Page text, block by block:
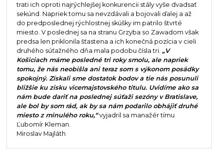
trati ich oproti najrýchlejšej konkurencii stály vyše dvadsať
sekúnd. Napriek tomu sa nevzdávali a bojovali ďalej a až
do predposlednej rýchlostnej skúšky im patrilo štvrté
miesto. V poslednej sa na stranu Grzyba so Zawadom však
predsa len priklonila šťastena a ich konečná pozícia v cieli
druhého súťažného dňa mala podobu čísla tri. „V
Košiciach máme posledné tri roky smolu, ale napriek
tomu, že nás neobišla ani teraz som s výkonom posádky
spokojný. Získali sme dostatok bodov a tie nás posunuli
bližšie ku zisku vicemajstovského titulu. Uvidíme ako sa
nám bude dariť na poslednej súťaži sezóny v Bratislave,
ale bol by som rád, ak by sa nám podarilo obhájiť druhé
miesto z minulého roku,“vyjadril sa manažér tímu
Ľubomír Kleman.
Miroslav Majláth